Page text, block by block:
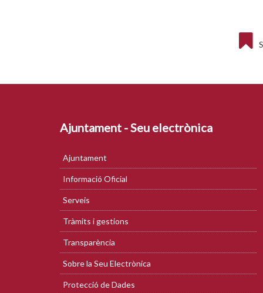
Ajuntament - Seu electrònica
Ajuntament
Informació Oficial
Serveis
Tràmits i gestions
Transparència
Sobre la Seu Electrònica
Protecció de Dades